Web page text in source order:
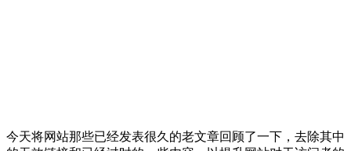
今天将网站那些已经发表很久的老文章回顾了一下，去除其中